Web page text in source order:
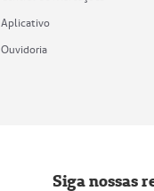
Aplicativo
Ouvidoria
Siga nossas